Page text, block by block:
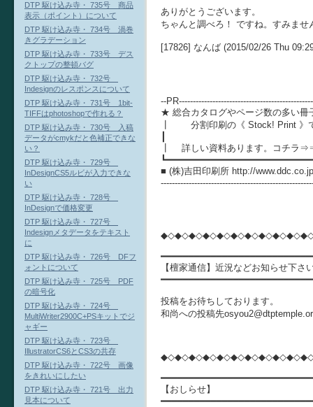
ありがとうございます。
ちゃんと調べろ！ ですね。すみませ
[17826] なんば (2015/02/26 Thu
--
★ 総合カタログやページ数の多い冊
┃ 分割印刷の《 Stock! Print 》で
┃ 詳しい資料あります。コチラ
■ (株)吉田印刷所 http://
【檀家通信】近況などお知らせ下さ
投稿をお待ちしております。
和尚への投稿先
【おしらせ】
DTP 駆け込み寺・ 735号 商品
表示（ポイント）について
DTP 駆け込み寺・ 734号 渦巻
きグラデーション
DTP 駆け込み寺・ 733号 デス
クトップの整頓バグ
DTP 駆け込み寺・ 732号
Indesignのレスポンスについて
DTP 駆け込み寺・ 731号 1bit-
TIFFはphotoshopで作れる？
DTP 駆け込み寺・ 730号 入稿
データがcmykだと色補正できな
い？
DTP 駆け込み寺・ 729号
InDesignCS5ルビが入力できな
い
DTP 駆け込み寺・ 728号
InDesignで価格変更
DTP 駆け込み寺・ 727号
Indesignメタデータをテキスト
に
DTP 駆け込み寺・ 726号 DFフ
ォントについて
DTP 駆け込み寺・ 725号 PDF
の暗号化
DTP 駆け込み寺・ 724号
MultiWriter2900C+PSキットでジ
ャギー
DTP 駆け込み寺・ 723号
IllustratorCS6とCS3の共存
DTP 駆け込み寺・ 722号 画像
をきれいにしたい
DTP 駆け込み寺・ 721号 出力
見本について